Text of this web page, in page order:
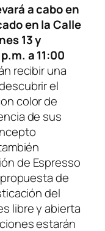
a cabo en
en la Calle
13 y
a 11:00
recibir una
el
color de
de sus
de Espresso
de
del
libre y abierta
estarán